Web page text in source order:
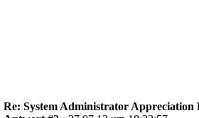
Re: System Administrator Appreciation